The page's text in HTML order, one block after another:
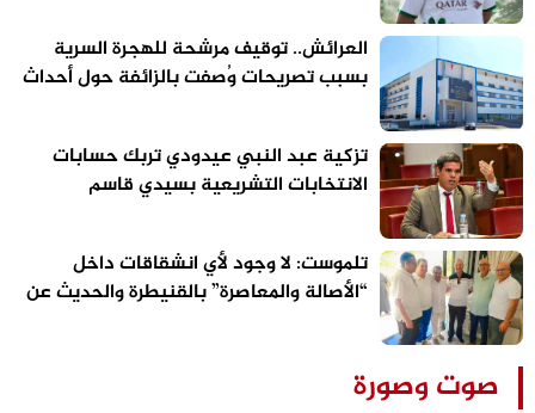
العرائش.. توقيف مرشحة للهجرة السرية
بسبب تصريحات وُصفت بالزائفة حول أحداث
تزكية عبد النبي عيدودي تربك حسابات
الانتخابات التشريعية بسيدي قاسم
تلموست: لا وجود لأي انشقاقات داخل
“الأصالة والمعاصرة” بالقنيطرة والحديث عن
صوت وصورة